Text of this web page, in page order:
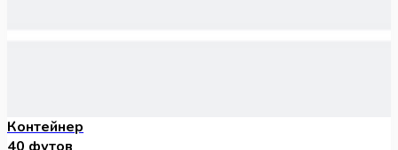
Контейнер